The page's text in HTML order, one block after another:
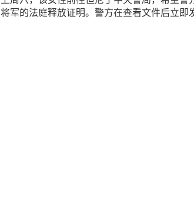
将军的法庭释放证明。警方在查看文件后立即